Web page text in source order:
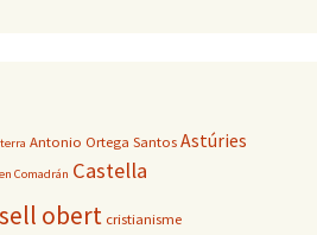
Antonio Ortega Santos Astúries
Comadrán Castella
obert cristianisme